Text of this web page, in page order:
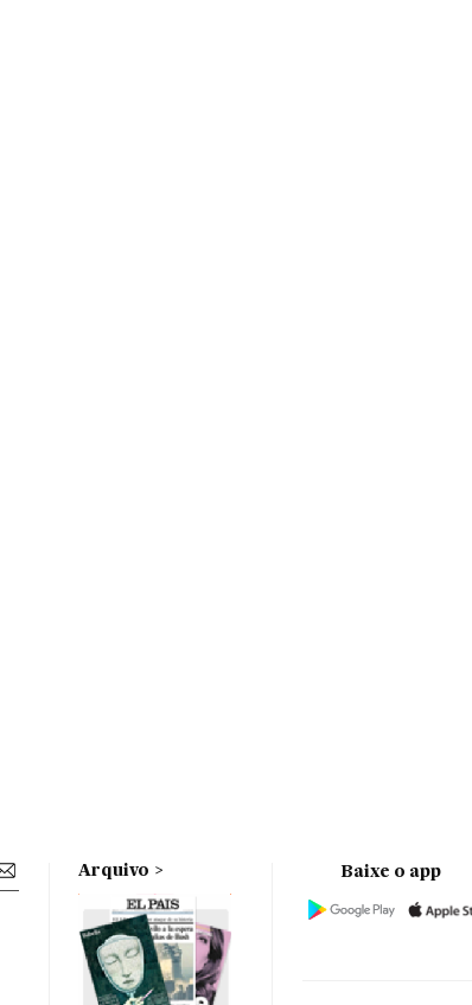
Arquivo Baixe o app